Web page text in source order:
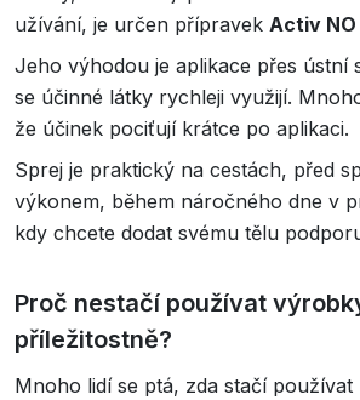
užívání, je určen přípravek Activ
Jeho výhodou je aplikace přes ústní
se účinné látky rychleji využijí.
že účinek pociťují krátce po aplikaci.
Sprej je praktický na cestách, před
výkonem, během náročného dne v
kdy chcete dodat svému tělu
Proč nestačí používat
příležitostně?
Mnoho lidí se ptá, zda stačí